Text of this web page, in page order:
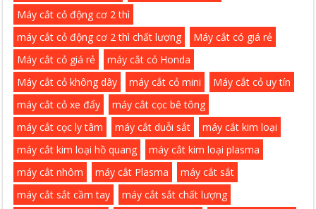
Máy cắt cỏ động cơ 2 thì
máy cắt cỏ động cơ 2 thì chất lượng
Máy cắt có giá rẻ
Máy cắt cỏ giá rẻ
máy cắt cỏ Honda
Máy cắt cỏ không dây
máy cắt cỏ mini
Máy cắt cỏ uy tín
máy cắt cỏ xe đẩy
máy cắt cọc bê tông
máy cắt cọc ly tâm
máy cắt duỗi sắt
máy cắt kim loại
máy cắt kim loại hồ quang
máy cắt kim loại plasma
máy cắt nhôm
máy cắt Plasma
máy cắt sắt
máy cắt sắt cầm tay
máy cắt sắt chất lượng